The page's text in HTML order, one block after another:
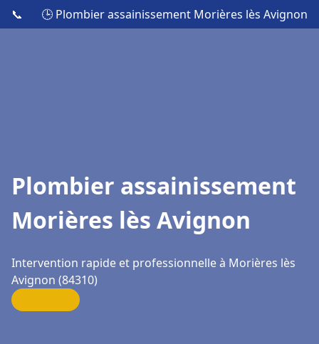
📞 🕒 Plombier assainissement Morières lès Avignon
Plombier assainissement
Morières lès Avignon
Intervention rapide et professionnelle à Morières lès
Avignon (84310)